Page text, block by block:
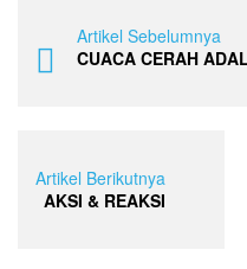
Artikel Sebelumnya
CUACA CERAH
Artikel Berikutnya
AKSI & REAKSI